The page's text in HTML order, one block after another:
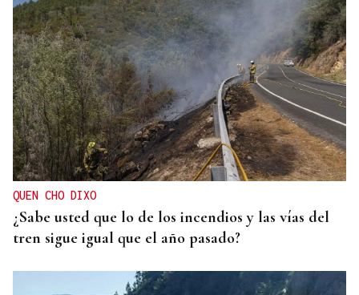
QUEN CHO DIXO
¿Sabe usted que lo de los incendios y las vías del
tren sigue igual que el año pasado?